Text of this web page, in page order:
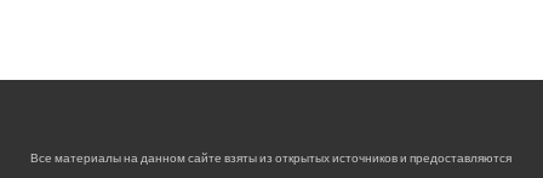
Все материалы на данном сайте взяты из открытых источников и предоставляются